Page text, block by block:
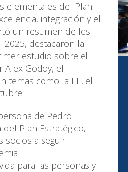
elementales del Plan
integración y el
un resumen de los
2025, destacaron la
estudio sobre el
Alex Godoy, el
temas como la EE, el
de Pedro
Plan Estratégico,
socios a seguir
para las personas y